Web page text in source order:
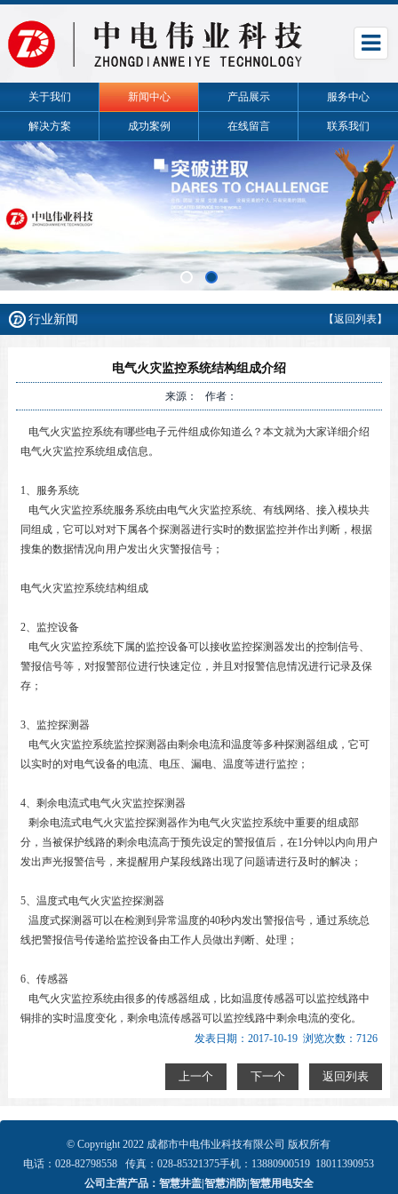
关于我们 新闻中心 产品展示 服务中心
解决方案 成功案例 在线留言 联系我们
行业新闻 【返回列表】
电气火灾监控系统结构组成介绍
来源： 作者：
电气火灾监控系统有哪些电子元件组成你知道么？本文就为大家详细介绍
电气火灾监控系统组成信息。
1、服务系统
电气火灾监控系统服务系统由电气火灾监控系统、有线网络、接入模块共
同组成，它可以对对下属各个探测器进行实时的数据监控并作出判断，根据
搜集的数据情况向用户发出火灾警报信号；
电气火灾监控系统结构组成
2、监控设备
电气火灾监控系统下属的监控设备可以接收监控探测器发出的控制信号、
警报信号等，对报警部位进行快速定位，并且对报警信息情况进行记录及保
存；
3、监控探测器
电气火灾监控系统监控探测器由剩余电流和温度等多种探测器组成，它可
以实时的对电气设备的电流、电压、漏电、温度等进行监控；
4、剩余电流式电气火灾监控探测器
剩余电流式电气火灾监控探测器作为电气火灾监控系统中重要的组成部
分，当被保护线路的剩余电流高于预先设定的警报值后，在1分钟以内向用户
发出声光报警信号，来提醒用户某段线路出现了问题请进行及时的解决；
5、温度式电气火灾监控探测器
温度式探测器可以在检测到异常温度的40秒内发出警报信号，通过系统总
线把警报信号传递给监控设备由工作人员做出判断、处理；
6、传感器
电气火灾监控系统由很多的传感器组成，比如温度传感器可以监控线路中
铜排的实时温度变化，剩余电流传感器可以监控线路中剩余电流的变化。
发表日期：2017-10-19 浏览次数：7126
上一个 下一个 返回列表
© Copyright 2022 成都市中电伟业科技有限公司 版权所有
电话：028-82798558 传真：028-85321375手机： 13880900519 18011390953
公司主营产品：智慧井盖|智慧消防|智慧用电安全